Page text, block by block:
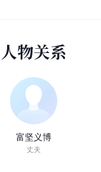
人物关系
富坚义博
丈夫